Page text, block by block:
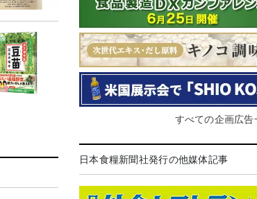
すべての企画広
日本食糧新聞社発行の他媒体記事